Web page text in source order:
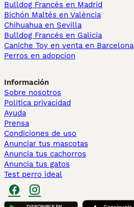
Bulldog Francés en Madrid
Bichón Maltés en València
Chihuahua en Sevilla
Bulldog Francés en Galicia
Caniche Toy en venta en Barcelona
Perros en adopcion
Información
Sobre nosotros
Politica privacidad
Ayuda
Prensa
Condiciones de uso
Anunciar tus mascotas
Anuncia tus cachorros
Anuncia tus gatos
Test perro ideal